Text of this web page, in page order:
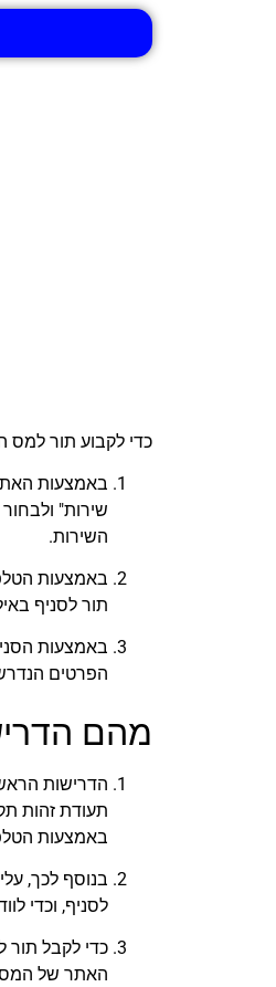
כדי לקבוע תור למס
באמצעות
שירות"
השירות.
תור לסניף
באמצעות
הפרטים
מהם
הדרישות
תעודת זהות
באמצעות
בנוסף לכך,
לסניף, וכדי
כדי לקבל
האתר של המס